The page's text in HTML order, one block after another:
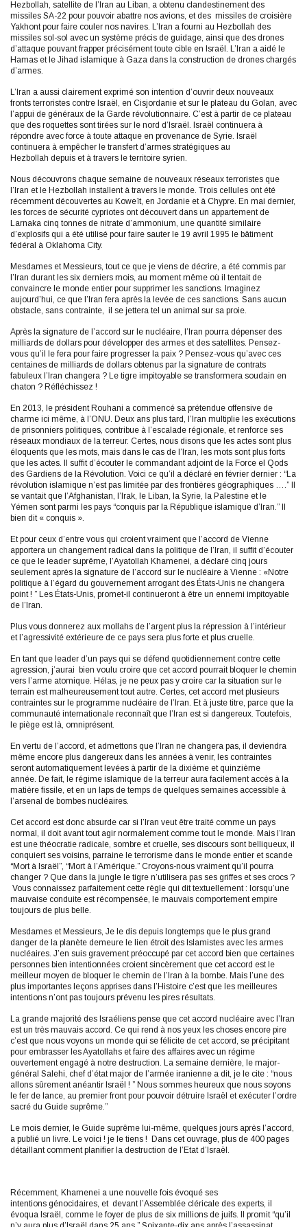
Hezbollah, satellite de l’Iran au Liban, a obtenu clandestinement des
missiles SA-22 pour pouvoir abattre nos avions, et des missiles de croisière
Yakhont pour faire couler nos navires. L’Iran a fourni au Hezbollah des
missiles sol-sol avec un système précis de guidage, ainsi que des drones
d’attaque pouvant frapper précisément toute cible en Israël. L’Iran a aidé le
Hamas et le Jihad islamique à Gaza dans la construction de drones chargés
d’armes.
L’Iran a aussi clairement exprimé son intention d’ouvrir deux nouveaux
fronts terroristes contre Israël, en Cisjordanie et sur le plateau du Golan, avec
l’appui de généraux de la Garde révolutionnaire. C’est à partir de ce plateau
que des roquettes sont tirées sur le nord d’Israël. Israël continuera à
répondre avec force à toute attaque en provenance de Syrie. Israël
continuera à empêcher le transfert d’armes stratégiques au
Hezbollah depuis et à travers le territoire syrien.
Nous découvrons chaque semaine de nouveaux réseaux terroristes que
l’Iran et le Hezbollah installent à travers le monde. Trois cellules ont été
récemment découvertes au Koweït, en Jordanie et à Chypre. En mai dernier,
les forces de sécurité cypriotes ont découvert dans un appartement de
Larnaka cinq tonnes de nitrate d’ammonium, une quantité similaire
d’explosifs qui a été utilisé pour faire sauter le 19 avril 1995 le bâtiment
fédéral à Oklahoma City.
Mesdames et Messieurs, tout ce que je viens de décrire, a été commis par
l’Iran durant les six derniers mois, au moment même où il tentait de
convaincre le monde entier pour supprimer les sanctions. Imaginez
aujourd’hui, ce que l’Iran fera après la levée de ces sanctions. Sans aucun
obstacle, sans contrainte, il se jettera tel un animal sur sa proie.
Après la signature de l’accord sur le nucléaire, l’Iran pourra dépenser des
milliards de dollars pour développer des armes et des satellites. Pensez-
vous qu’il le fera pour faire progresser la paix ? Pensez-vous qu’avec ces
centaines de milliards de dollars obtenus par la signature de contrats
fabuleux l’Iran changera ? Le tigre impitoyable se transformera soudain en
chaton ? Réfléchissez !
En 2013, le président Rouhani a commencé sa prétendue offensive de
charme ici même, à l’ONU. Deux ans plus tard, l’Iran multiplie les exécutions
de prisonniers politiques, contribue à l’escalade régionale, et renforce ses
réseaux mondiaux de la terreur. Certes, nous disons que les actes sont plus
éloquents que les mots, mais dans le cas de l’Iran, les mots sont plus forts
que les actes. Il suffit d’écouter le commandant adjoint de la Force el Qods
des Gardiens de la Révolution. Voici ce qu’il a déclaré en février dernier : “La
révolution islamique n’est pas limitée par des frontières géographiques ….” Il
se vantait que l’Afghanistan, l’Irak, le Liban, la Syrie, la Palestine et le
Yémen sont parmi les pays “conquis par la République islamique d’Iran.” Il
bien dit « conquis ».
Et pour ceux d’entre vous qui croient vraiment que l’accord de Vienne
apportera un changement radical dans la politique de l’Iran, il suffit d’écouter
ce que le leader suprême, l’Ayatollah Khamenei, a déclaré cinq jours
seulement après la signature de l’accord sur le nucléaire à Vienne : «Notre
politique à l’égard du gouvernement arrogant des États-Unis ne changera
point ! ” Les États-Unis, promet-il continueront à être un ennemi impitoyable
de l’Iran.
Plus vous donnerez aux mollahs de l’argent plus la répression à l’intérieur
et l’agressivité extérieure de ce pays sera plus forte et plus cruelle.
En tant que leader d’un pays qui se défend quotidiennement contre cette
agression, j’aurai bien voulu croire que cet accord pourrait bloquer le chemin
vers l’arme atomique. Hélas, je ne peux pas y croire car la situation sur le
terrain est malheureusement tout autre. Certes, cet accord met plusieurs
contraintes sur le programme nucléaire de l’Iran. Et à juste titre, parce que la
communauté internationale reconnaît que l’Iran est si dangereux. Toutefois,
le piège est là, omniprésent.
En vertu de l’accord, et admettons que l’Iran ne changera pas, il deviendra
même encore plus dangereux dans les années à venir, les contraintes
seront automatiquement levées à partir de la dixième et quinzième
année. De fait, le régime islamique de la terreur aura facilement accès à la
matière fissile, et en un laps de temps de quelques semaines accessible à
l’arsenal de bombes nucléaires.
Cet accord est donc absurde car si l’Iran veut être traité comme un pays
normal, il doit avant tout agir normalement comme tout le monde. Mais l’Iran
est une théocratie radicale, sombre et cruelle, ses discours sont belliqueux, il
conquiert ses voisins, parraine le terrorisme dans le monde entier et scande
“Mort à Israël”, “Mort à l’Amérique.” Croyons-nous vraiment qu’il pourra
changer ? Que dans la jungle le tigre n’utilisera pas ses griffes et ses crocs ?
Vous connaissez parfaitement cette règle qui dit textuellement : lorsqu’une
mauvaise conduite est récompensée, le mauvais comportement empire
toujours de plus belle.
Mesdames et Messieurs, Je le dis depuis longtemps que le plus grand
danger de la planète demeure le lien étroit des Islamistes avec les armes
nucléaires. J’en suis gravement préoccupé par cet accord bien que certaines
personnes bien intentionnées croient sincèrement que cet accord est le
meilleur moyen de bloquer le chemin de l’Iran à la bombe. Mais l’une des
plus importantes leçons apprises dans l’Histoire c’est que les meilleures
intentions n’ont pas toujours prévenu les pires résultats.
La grande majorité des Israéliens pense que cet accord nucléaire avec l’Iran
est un très mauvais accord. Ce qui rend à nos yeux les choses encore pire
c’est que nous voyons un monde qui se félicite de cet accord, se précipitant
pour embrasser les Ayatollahs et faire des affaires avec un régime
ouvertement engagé à notre destruction. La semaine dernière, le major-
général Salehi, chef d’état major de l’armée iranienne a dit, je le cite : “nous
allons sûrement anéantir Israël ! ” Nous sommes heureux que nous soyons
le fer de lance, au premier front pour pouvoir détruire Israël et exécuter l’ordre
sacré du Guide suprême.”
Le mois dernier, le Guide suprême lui-même, quelques jours après l’accord,
a publié un livre. Le voici ! je le tiens ! Dans cet ouvrage, plus de 400 pages
détaillant comment planifier la destruction de l’Etat d’Israël.
Récemment, Khamenei a une nouvelle fois évoqué ses
intentions génocidaires, et devant l’Assemblée cléricale des experts, il
évoqua Israël, comme le foyer de plus de six millions de juifs. Il promit “qu’il